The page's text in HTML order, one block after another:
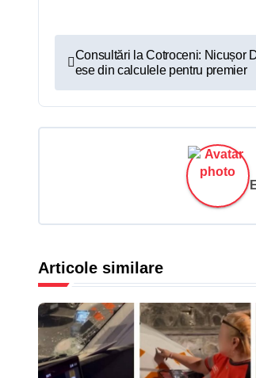
N
a
v
e
î
n
Consultări la Cotroceni: Nicușor
ese din calculele pentru premier
Articole similare